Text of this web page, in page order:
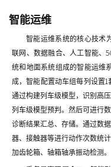
智能运维
智能运维系统的核心技术
联网、数据融合、人工智能、
统和地面系统组成的智能运维
成，智能配置动车组每列设置1
通过构建列车级模型，识别高
列车级模型预判。然后可进行
诊断结果汇总、存储。通过数
器、接触器等进行动作次数统
加齿轮箱、轴箱轴承振动检测。